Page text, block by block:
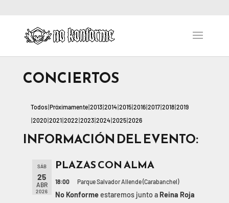
CONCIERTOS
Todos Próximamente 2013 2014 2015 2016 2017 2018 2019
2020 2021 2022 2023 2024 2025 2026
INFORMACIÓN DEL EVENTO:
SÁB
25
ABR
2026
PLAZAS CON ALMA
18:00 Parque Salvador Allende (Carabanchel)
No Konformeestaremos junto a Reina Roja